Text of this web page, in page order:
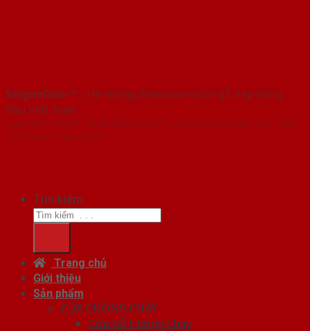
SaigonDoor™ - Hệ thống Showroom cửa gỗ đẹp hàng
đầu Việt Nam
Copyright ⓒ 2016 – 2026 SaigonDoor™ - www.bancuagodep.com | Đơn
vị chủ quản SaigonDoor
Tìm kiếm:
Trang chủ
Giới thiệu
Sản phẩm
CỬA CHỐNG CHÁY
Cửa Gỗ Chống Cháy